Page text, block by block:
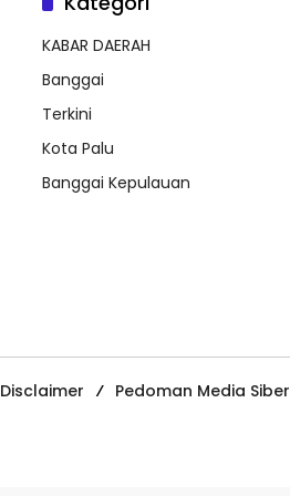
KABAR DAERAH
Banggai
Terkini
Kota Palu
Banggai Kepulauan
Disclaimer Pedoman Media Siber